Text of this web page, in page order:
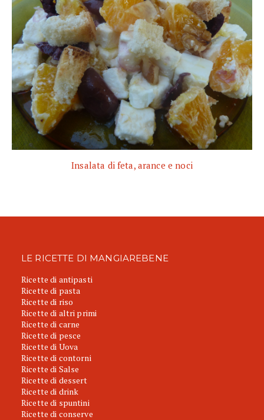
Insalata di feta, arance e noci
LE RICETTE DI MANGIAREBENE
Ricette di antipasti
Ricette di pasta
Ricette di riso
Ricette di altri primi
Ricette di carne
Ricette di pesce
Ricette di Uova
Ricette di contorni
Ricette di Salse
Ricette di dessert
Ricette di drink
Ricette di spuntini
Ricette di conserve